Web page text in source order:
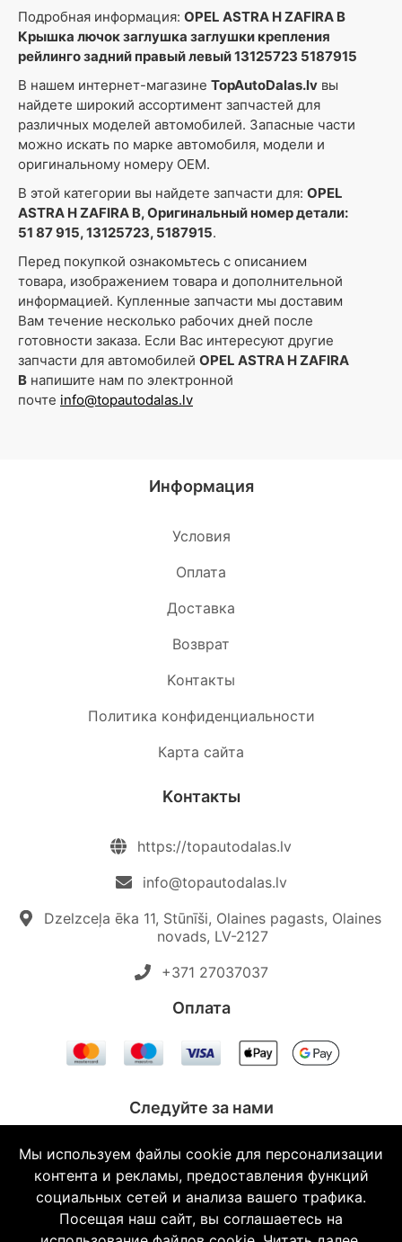
Подробная информация: OPEL ASTRA H ZAFIRA B
Крышка лючок заглушка заглушки крепления
рейлинго задний правый левый 13125723 5187915
В нашем интернет-магазине TopAutoDalas.lv вы
найдете широкий ассортимент запчастей для
различных моделей автомобилей. Запасные части
можно искать по марке автомобиля, модели и
оригинальному номеру OEM.
В этой категории вы найдете запчасти для: OPEL
ASTRA H ZAFIRA B, Оригинальный номер детали:
51 87 915, 13125723, 5187915.
Перед покупкой ознакомьтесь с описанием
товара, изображением товара и дополнительной
информацией. Купленные запчасти мы доставим
Вам течение несколько рабочих дней после
готовности заказа. Если Вас интересуют другие
запчасти для автомобилей OPEL ASTRA H ZAFIRA
B напишите нам по электронной
почте info@topautodalas.lv
Информация
Условия
Oплата
Доставка
Возврат
Kонтакты
Политика конфиденциальности
Карта сайта
Kонтакты
https://topautodalas.lv
info@topautodalas.lv
Dzelzceļa ēka 11, Stūnīši, Olaines pagasts, Olaines
novads, LV-2127
+371 27037037‬
Oплата
Следуйте за нами
© 2026 Topautodalas.lv Все права защищены.
Мы используем файлы cookie для персонализации
контента и рекламы, предоставления функций
социальных сетей и анализа вашего трафика.
Посещая наш сайт, вы соглашаетесь на